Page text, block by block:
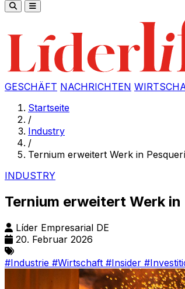
GESCHÄFT NACHRICHTEN
Startseite
/
Industry
/
Ternium erweitert Werk in
INDUSTRY
Ternium erweitert Werk
Líder Empresarial DE
20. Februar 2026
#Industrie #Wirtschaft #Insider